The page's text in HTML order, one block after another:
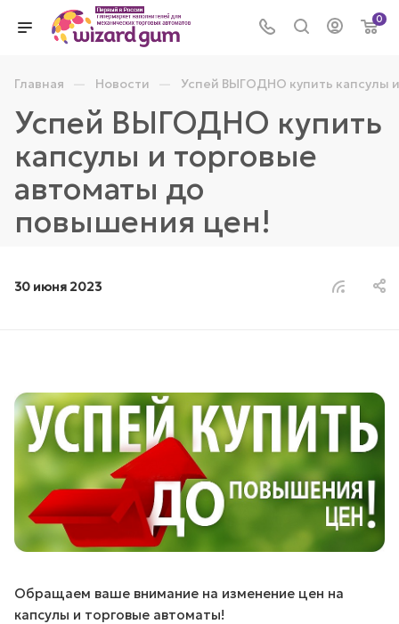
0
Главная — Новости — Успей ВЫГОДНО купить капсулы
Успей ВЫГОДНО купить
капсулы и торговые
автоматы до
повышения цен!
30 июня 2023
Обращаем ваше внимание на изменение цен на
капсулы и торговые автоматы!